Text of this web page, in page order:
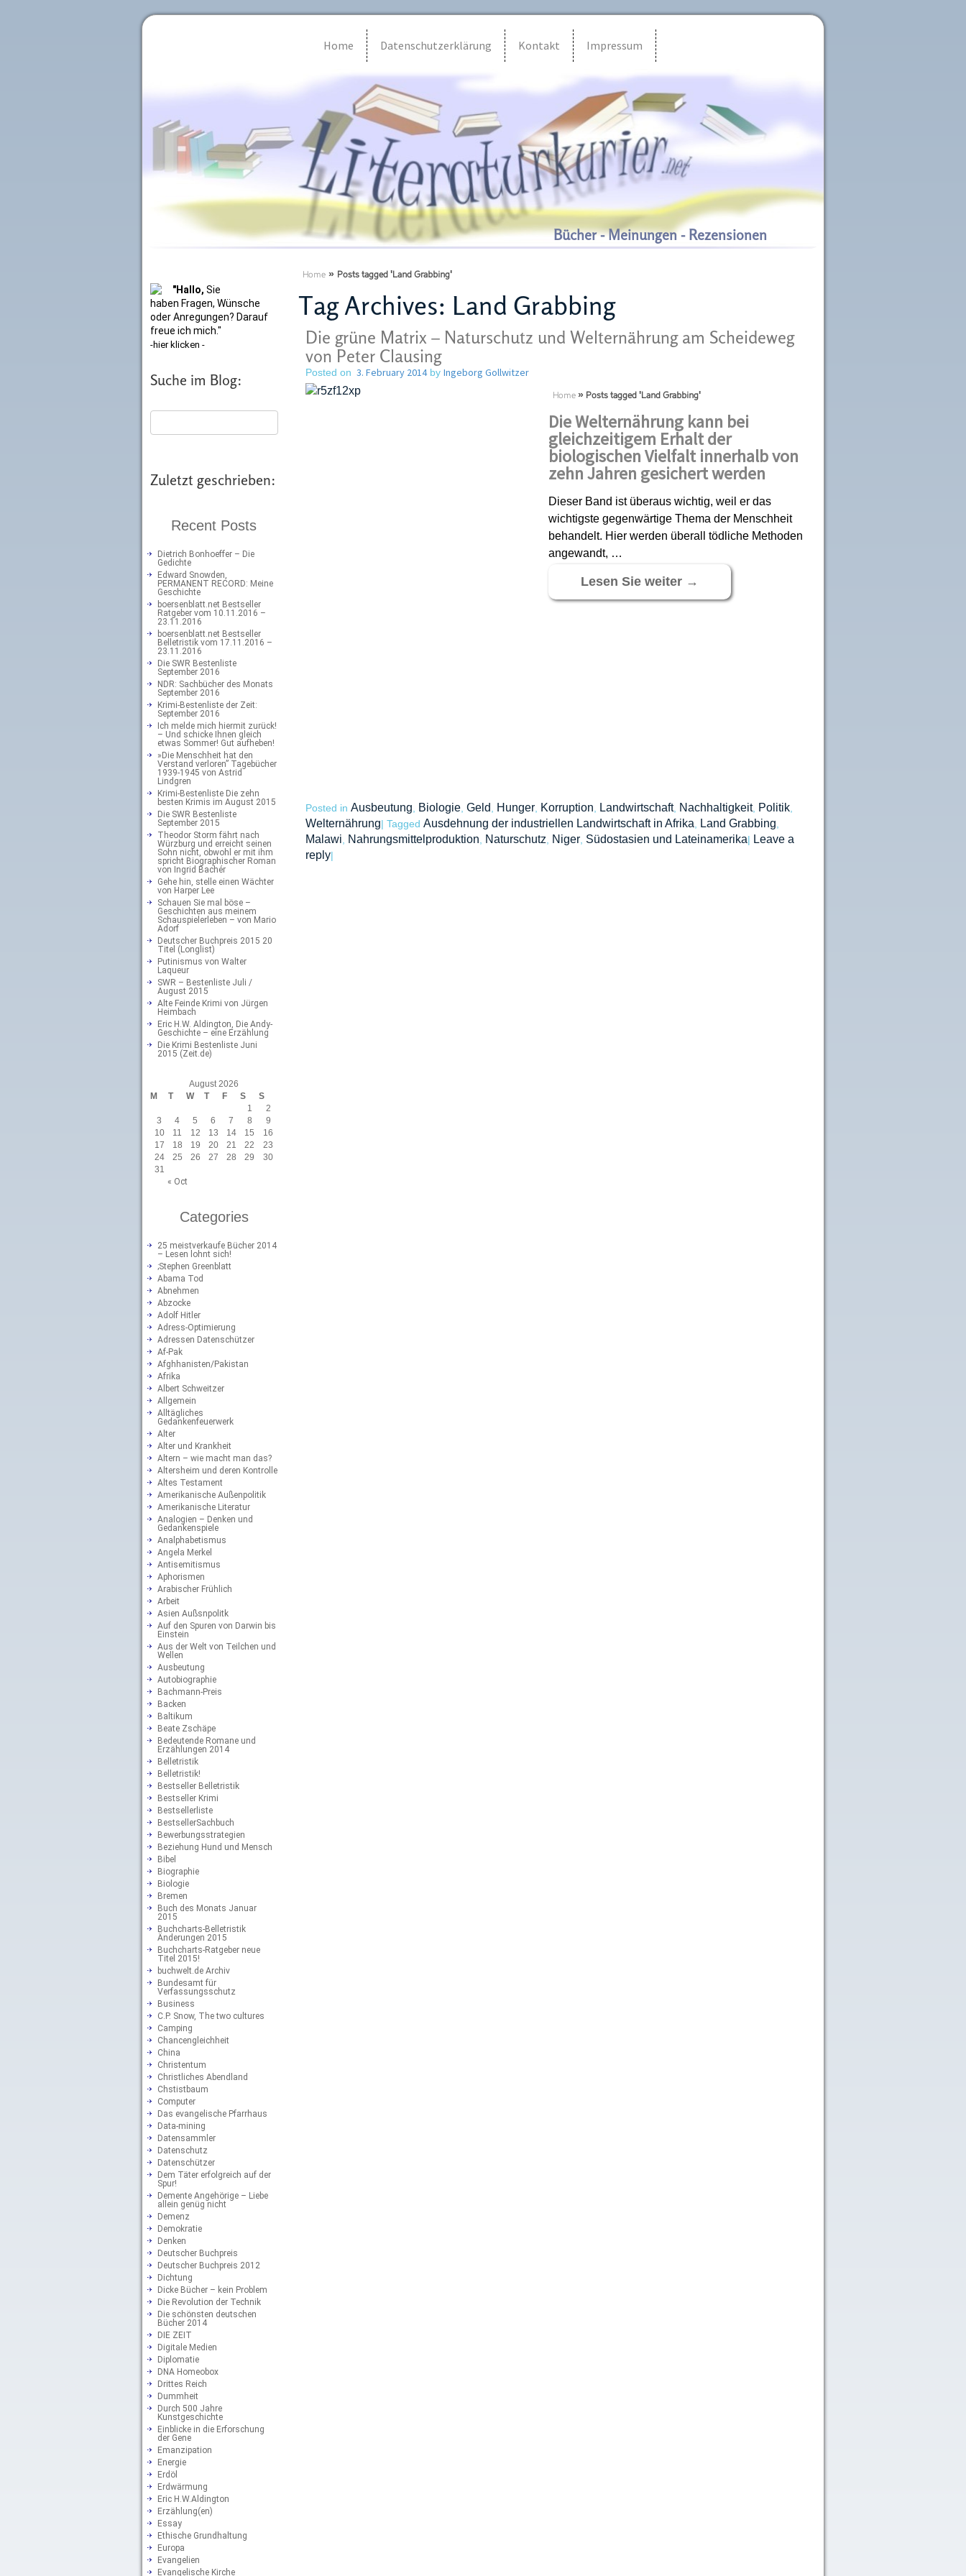
Home Datenschutzerklärung Kontakt Impressum
Bücher - Meinungen - Rezensionen
"Hallo, Sie
haben Fragen, Wünsche
oder Anregungen? Darauf
freue ich mich."
-hier klicken -
Suche im Blog:
Zuletzt geschrieben:
Recent Posts
Dietrich Bonhoeffer – Die
Gedichte
Edward Snowden,
PERMANENT RECORD: Meine
Geschichte
boersenblatt.net Bestseller
Ratgeber vom 10.11.2016 –
23.11.2016
boersenblatt.net Bestseller
Belletristik vom 17.11.2016 –
23.11.2016
Die SWR Bestenliste
September 2016
NDR: Sachbücher des Monats
September 2016
Krimi-Bestenliste der Zeit:
September 2016
Ich melde mich hiermit zurück!
– Und schicke Ihnen gleich
etwas Sommer! Gut aufheben!
»Die Menschheit hat den
Verstand verloren” Tagebücher
1939-1945 von Astrid
Lindgren
Krimi-Bestenliste Die zehn
besten Krimis im August 2015
Die SWR Bestenliste
September 2015
Theodor Storm fährt nach
Würzburg und erreicht seinen
Sohn nicht, obwohl er mit ihm
spricht Biographischer Roman
von Ingrid Bachér
Gehe hin, stelle einen Wächter
von Harper Lee
Schauen Sie mal böse –
Geschichten aus meinem
Schauspielerleben – von Mario
Adorf
Deutscher Buchpreis 2015 20
Titel (Longlist)
Putinismus von Walter
Laqueur
SWR – Bestenliste Juli /
August 2015
Alte Feinde Krimi von Jürgen
Heimbach
Eric H.W. Aldington, Die Andy-
Geschichte – eine Erzählung
Die Krimi Bestenliste Juni
2015 (Zeit.de)
August 2026
M
T W T F S S
« Oct
1
2
3
4 5 6 7 8
9
10
11 12 13 14 15
16
17
18 19 20 21 22
23
24
25 26 27 28 29
30
31
Categories
25 meistverkaufe Bücher 2014
– Lesen lohnt sich!
;Stephen Greenblatt
Abama Tod
Abnehmen
Abzocke
Adolf Hitler
Adress-Optimierung
Adressen Datenschützer
Af-Pak
Afghhanisten/Pakistan
Afrika
Albert Schweitzer
Allgemein
Alltägliches
Gedankenfeuerwerk
Alter
Alter und Krankheit
Altern – wie macht man das?
Altersheim und deren Kontrolle
Altes Testament
Amerikanische Außenpolitik
Amerikanische Literatur
Analogien – Denken und
Gedankenspiele
Analphabetismus
Angela Merkel
Antisemitismus
Aphorismen
Arabischer Frühlich
Arbeit
Asien Außsnpolitk
Auf den Spuren von Darwin bis
Einstein
Aus der Welt von Teilchen und
Wellen
Ausbeutung
Autobiographie
Bachmann-Preis
Backen
Baltikum
Beate Zschäpe
Bedeutende Romane und
Erzählungen 2014
Belletristik
Belletristik!
Bestseller Belletristik
Bestseller Krimi
Bestsellerliste
BestsellerSachbuch
Bewerbungsstrategien
Beziehung Hund und Mensch
Bibel
Biographie
Biologie
Bremen
Buch des Monats Januar
2015
Buchcharts-Belletristik
Änderungen 2015
Buchcharts-Ratgeber neue
Titel 2015!
buchwelt.de Archiv
Bundesamt für
Verfassungsschutz
Business
C.P. Snow, The two cultures
Camping
Chancengleichheit
China
Christentum
Christliches Abendland
Chstistbaum
Computer
Das evangelische Pfarrhaus
Data-mining
Datensammler
Datenschutz
Datenschützer
Dem Täter erfolgreich auf der
Spur!
Demente Angehörige – Liebe
allein genüg nicht
Demenz
Demokratie
Denken
Deutscher Buchpreis
Deutscher Buchpreis 2012
Dichtung
Dicke Bücher – kein Problem
Die Revolution der Technik
Die schönsten deutschen
Bücher 2014
DIE ZEIT
Digitale Medien
Diplomatie
DNA Homeobox
Drittes Reich
Dummheit
Durch 500 Jahre
Kunstgeschichte
Einblicke in die Erforschung
der Gene
Emanzipation
Energie
Erdöl
Erdwärmung
Eric H.W.Aldington
Erzählung(en)
Essay
Ethische Grundhaltung
Europa
Evangelien
Evangelische Kirche
Home » Posts tagged 'Land Grabbing'
Tag Archives: Land Grabbing
Die grüne Matrix – Naturschutz und Welternährung am Scheideweg
von Peter Clausing
Posted on 3. February 2014by Ingeborg Gollwitzer
Home » Posts tagged 'Land Grabbing'
Die Welternährung kann bei
gleichzeitigem Erhalt der
biologischen Vielfalt innerhalb von
zehn Jahren gesichert werden
Dieser Band ist überaus wichtig, weil er das
wichtigste gegenwärtige Thema der Menschheit
behandelt. Hier werden überall tödliche Methoden
angewandt, …
Lesen Sie weiter →
Posted in Ausbeutung Biologie, Geld Hunger, Korruption Landwirtschaft, Nachhaltigkeit, Politik,
Welternährung| Tagged Ausdehnung der industriellen Landwirtschaft in Afrika Land Grabbing
Malawi Nahrungsmittelproduktion Naturschutz Niger, Südostasien und Lateinamerika| Leave a
reply|